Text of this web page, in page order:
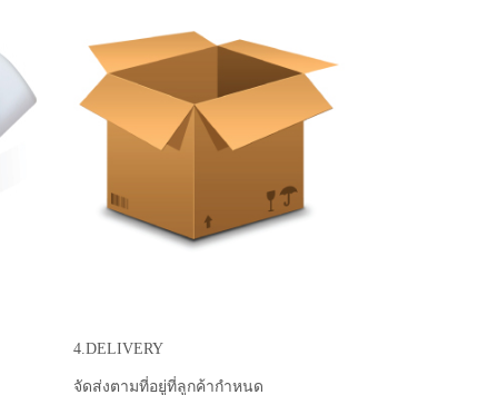
4.DELIVERY
จัดส่งตามที่อยู่ที่ลูกค้ากำหนด